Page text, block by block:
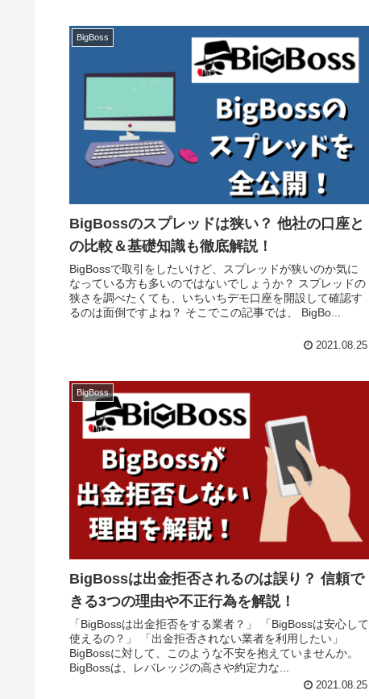
BigBoss
BigBossのスプレッドは狭い？ 他社の口座と
の比較＆基礎知識も徹底解説！
BigBossで取引をしたいけど、スプレッドが狭いのか気に
なっている方も多いのではないでしょうか？ スプレッドの
狭さを調べたくても、いちいちデモ口座を開設して確認す
るのは面倒ですよね？ そこでこの記事では、 BigBo...
2021.08.25
BigBoss
BigBossは出金拒否されるのは誤り？ 信頼で
きる3つの理由や不正行為を解説！
「BigBossは出金拒否をする業者？」 「BigBossは安心して
使えるの？」 「出金拒否されない業者を利用したい」
BigBossに対して、このような不安を抱えていませんか。
BigBossは、レバレッジの高さや約定力な...
2021.08.25